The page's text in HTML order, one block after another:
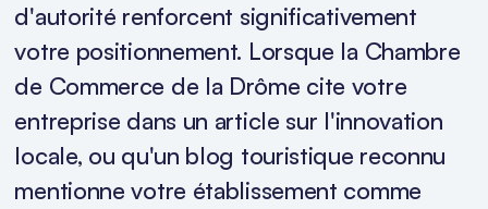
d'autorité renforcent significativement
votre positionnement. Lorsque la Chambre
de Commerce de la Drôme cite votre
entreprise dans un article sur l'innovation
locale, ou qu'un blog touristique reconnu
mentionne votre établissement comme